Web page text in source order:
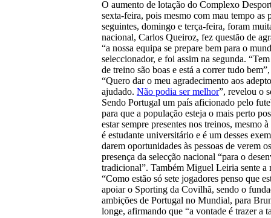
O aumento de lotação do Complexo
sexta-feira, pois mesmo com mau tempo as
seguintes, domingo e terça-feira, foram
nacional, Carlos Queiroz, fez questão de
“a nossa equipa se prepare bem para o
seleccionador, e foi assim na segunda.
de treino são boas e está a correr tudo
“Quero dar o meu agradecimento aos
ajudado. Não podia ser melhor”, revelou o
Sendo Portugal um país aficionado pelo
para que a população esteja o mais perto
estar sempre presentes nos treinos, mesmo
é estudante universitário e é um desses
darem oportunidades às pessoas de verem
presença da selecção nacional “para o
tradicional”. Também Miguel Leiria sente a
“Como estão só sete jogadores penso que
apoiar o Sporting da Covilhã, sendo o
ambições de Portugal no Mundial, para
longe, afirmando que “a vontade é trazer a